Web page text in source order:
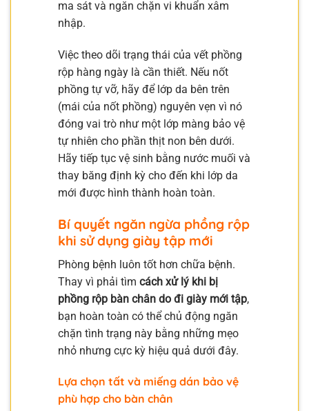
ma sát và ngăn chặn vi khuẩn xâm
nhập.
Việc theo dõi trạng thái của vết phồng
rộp hàng ngày là cần thiết. Nếu nốt
phồng tự vỡ, hãy để lớp da bên trên
(mái của nốt phồng) nguyên vẹn vì nó
đóng vai trò như một lớp màng bảo vệ
tự nhiên cho phần thịt non bên dưới.
Hãy tiếp tục vệ sinh bằng nước muối và
thay băng định kỳ cho đến khi lớp da
mới được hình thành hoàn toàn.
Bí quyết ngăn ngừa phồng rộp
khi sử dụng giày tập mới
Phòng bệnh luôn tốt hơn chữa bệnh.
Thay vì phải tìm cách xử lý khi bị
phồng rộp bàn chân do đi giày mới tập,
bạn hoàn toàn có thể chủ động ngăn
chặn tình trạng này bằng những mẹo
nhỏ nhưng cực kỳ hiệu quả dưới đây.
Lựa chọn tất và miếng dán bảo vệ
phù hợp cho bàn chân